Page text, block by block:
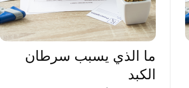
ما الذي يسبب سرطان
الكبد